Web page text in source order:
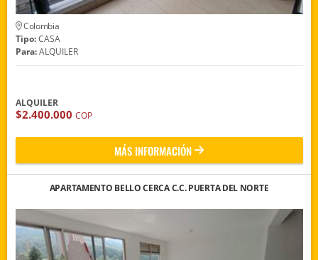
Colombia
Tipo:CASA
Para:ALQUILER
ALQUILER
$2.400.000 COP
MÁS INFORMACIÓN
APARTAMENTO BELLO CERCA C.C. PUERTA DEL NORTE